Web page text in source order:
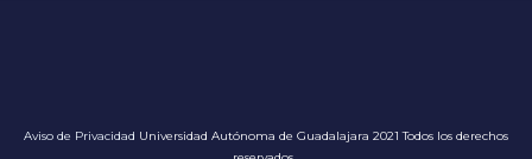
Aviso de Privacidad Universidad Autónoma de Guadalajara 2021 Todos los derechos